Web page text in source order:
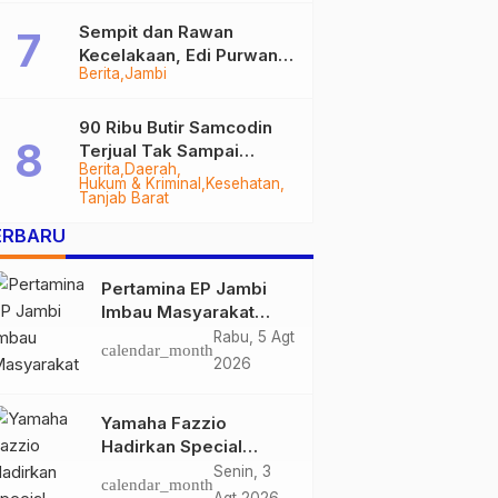
Berita Jambi
Sempit dan Rawan
Kecelakaan, Edi Purwanto
Targetkan Jalan Lintas
2028
Berita Daerah
Hukum & Kriminal
Kesehatan
Tanjab Barat
90 Ribu Butir Samcodin
Terjual Tak Sampai
Setahun, Indra Safari
Desak Audit Menyeluruh
Pertamina EP Jambi
Imbau Masyarakat
Tidak Beraktivitas di
Atas Jalur Pipa Migas
calendar_month
Rabu, 5 Agt
2026
Yamaha Fazzio
Hadirkan Special
Edition Sunset Blue,
Tampilkan Nuansa
calendar_month
Senin, 3